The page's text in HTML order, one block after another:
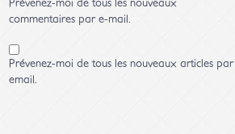
Prévenez-moi de tous les nouveaux
commentaires par e-mail.
Prévenez-moi de tous les nouveaux articles par
email.